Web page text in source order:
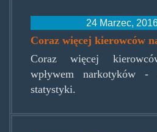
24 Marzec,
Coraz więcej kierowców
Coraz więcej
wpływem narkotyków -
statystyki.